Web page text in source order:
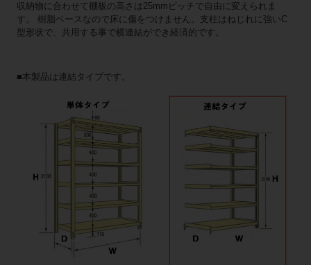
収納物に合わせて棚板の高さは25mmピッチで自由に変えられま
す。 樹脂ベースなので床に傷をつけません。支柱はねじれに強いC
型形状で、共用する事で横連結ができ経済的です。
■本製品は連結タイプです。